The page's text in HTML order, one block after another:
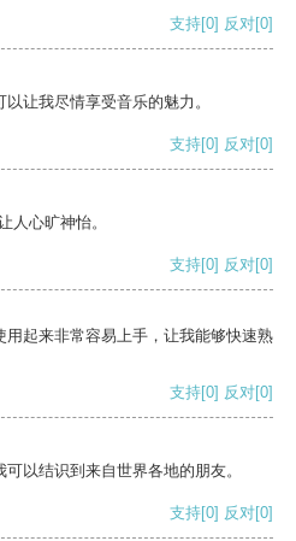
支持[0] 反对[0]
让我尽情享受音乐的魅力。
支持[0] 反对[0]
人心旷神怡。
支持[0] 反对[0]
起来非常容易上手，让我能够快速熟
支持[0] 反对[0]
以结识到来自世界各地的朋友。
支持[0] 反对[0]